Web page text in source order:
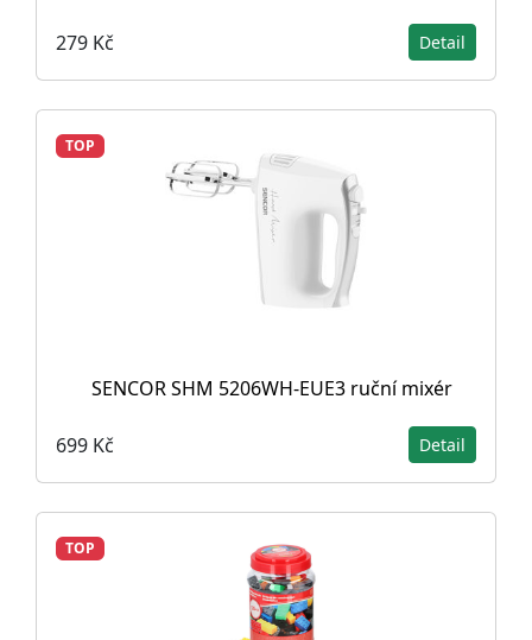
279 Kč Detail
TOP
SENCOR SHM 5206WH-EUE3 ruční mixér
699 Kč Detail
TOP